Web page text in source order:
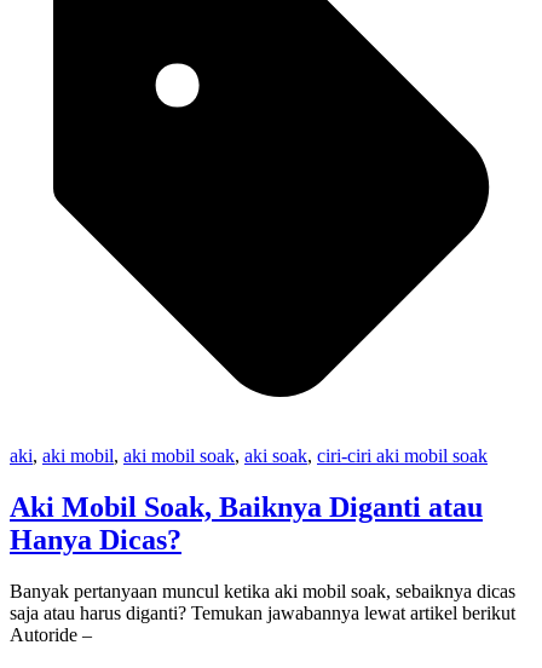
aki, aki mobil, aki mobil soak, aki soak, ciri-ciri aki mobil soak
Aki Mobil Soak, Baiknya Diganti atau
Hanya Dicas?
Banyak pertanyaan muncul ketika aki mobil soak, sebaiknya dicas
saja atau harus diganti? Temukan jawabannya lewat artikel berikut
Autoride –